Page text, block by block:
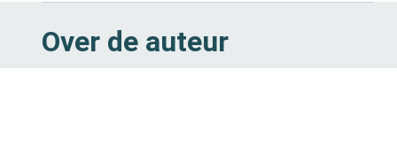
Over de auteur